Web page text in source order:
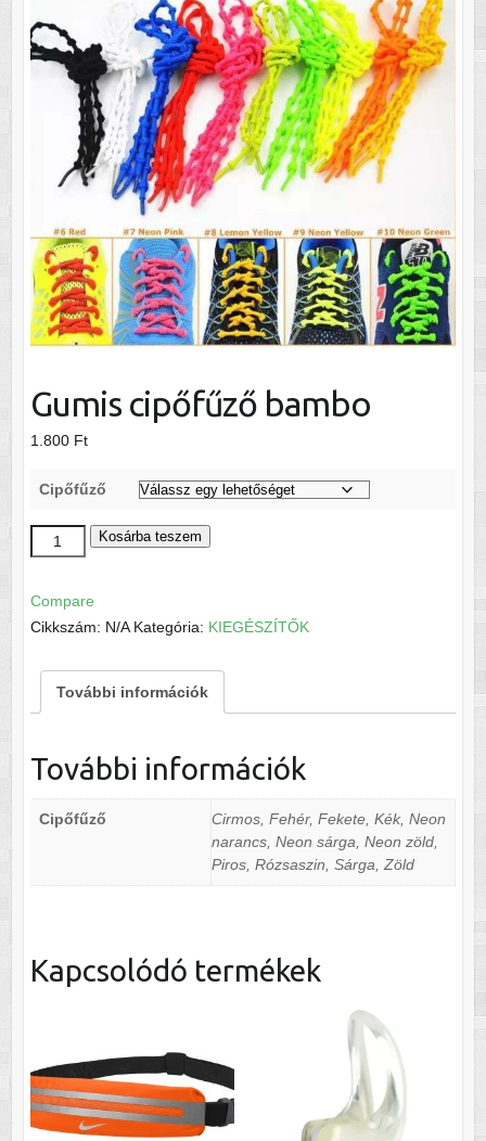
Gumis cipőfűző bambo
1.800 Ft
Cipőfűző
Gumis
cipőfűző
mennyiség
Kosárba teszem
Compare
Cikkszám: N/A Kategória: KIEGÉSZÍTŐK
További információk
További információk
Cipőfűző
Cirmos, Fehér, Fekete, Kék, Neon
narancs, Neon sárga, Neon zöld,
Piros, Rózsaszin, Sárga, Zöld
Kapcsolódó termékek